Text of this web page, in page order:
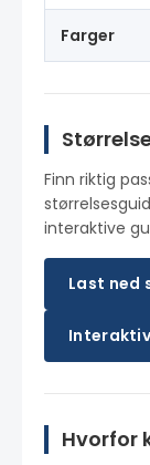
Farger
Finn riktig
interaktive
Last ned
Hvorfor